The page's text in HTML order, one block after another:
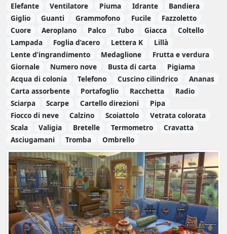
Elefante
Ventilatore Piuma Idrante
Bandiera
Giglio
Guanti Grammofono Fucile
Fazzoletto
Cuore
Aeroplano Palco Tubo Giacca
Coltello
Lampada
Foglia d’acero Lettera K
Lillà
Lente d’ingrandimento
Medaglione
Frutta e verdura
Giornale
Numero nove Busta di carta
Pigiama
Acqua di colonia
Telefono Cuscino cilindrico
Ananas
Carta assorbente
Portafoglio Racchetta
Radio
Sciarpa
Scarpe Cartello direzioni
Pipa
Fiocco di neve
Calzino Scoiattolo
Vetrata colorata
Scala
Valigia Bretelle Termometro
Cravatta
Asciugamani
Tromba Ombrello